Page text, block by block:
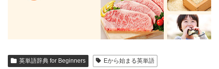
英単語辞典 for Beginners Eから始まる英単語